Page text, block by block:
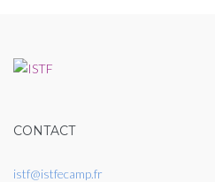
CONTACT
istf@istfecamp.fr